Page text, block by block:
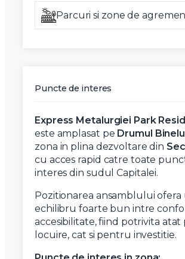
Parcuri si zone de
Puncte de interes
Express Metalurgiei Park
este amplasat pe Drumul
zona in plina dezvoltare din
cu acces rapid catre toate
interes din sudul Capitalei.
Pozitionarea ansamblului ofera
echilibru foarte bun intre
accesibilitate, fiind potrivita
locuire, cat si pentru investitie.